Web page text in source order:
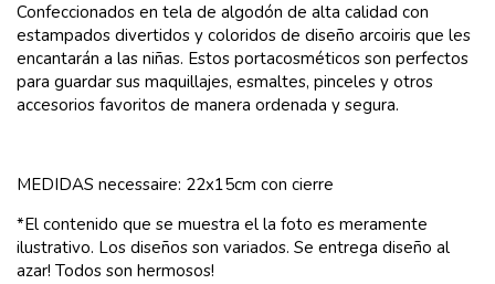
Confeccionados en tela de algodón de alta calidad con
estampados divertidos y coloridos de diseño arcoiris que les
encantarán a las niñas. Estos portacosméticos son perfectos
para guardar sus maquillajes, esmaltes, pinceles y otros
accesorios favoritos de manera ordenada y segura.
MEDIDAS necessaire: 22x15cm con cierre
*El contenido que se muestra el la foto es meramente
ilustrativo. Los diseños son variados. Se entrega diseño al
azar! Todos son hermosos!